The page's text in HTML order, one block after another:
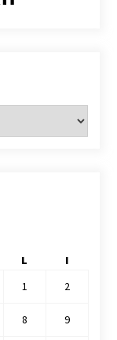
L
I
1
2
8 9